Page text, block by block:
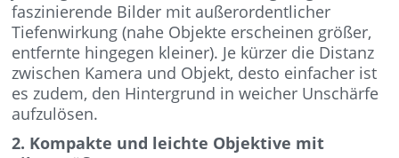
faszinierende Bilder mit außerordentlicher
Tiefenwirkung (nahe Objekte erscheinen größer,
entfernte hingegen kleiner). Je kürzer die Distanz
zwischen Kamera und Objekt, desto einfacher ist
es zudem, den Hintergrund in weicher Unschärfe
aufzulösen.
2. Kompakte und leichte Objektive mit